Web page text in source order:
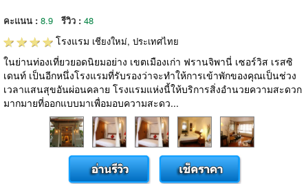
คะแนน : 8.9 รีวิว : 48
โรงแรม เชียงใหม่, ประเทศไทย
ในย่านท่องเที่ยวยอดนิยมอย่าง เขตเมืองเก่า ฟรานจิพานี่ เซอร์วิส เรสซิ
เดนท์ เป็นอีกหนึ่งโรงแรมที่รับรองว่าจะทำให้การเข้าพักของคุณเป็นช่วง
เวลาแสนสุขอันผ่อนคลาย โรงแรมแห่งนี้ให้บริการสิ่งอำนวยความสะดวก
มากมายที่ออกแบบมาเพื่อมอบความสะดว...